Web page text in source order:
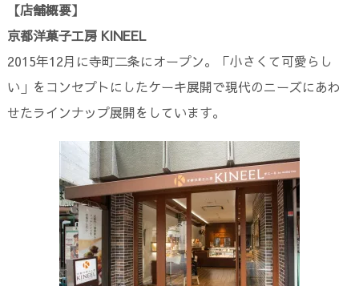
【店舗概要】
京都洋菓子工房 KINEEL
2015年12月に寺町二条にオープン。「小さくて可愛らし
い」をコンセプトにしたケーキ展開で現代のニーズにあわ
せたラインナップ展開をしています。